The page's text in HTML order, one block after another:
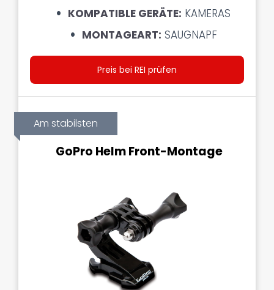
KOMPATIBLE GERÄTE: KAMERAS
MONTAGEART: SAUGNAPF
Preis bei REI prüfen
Am stabilsten
GoPro Helm Front-Montage